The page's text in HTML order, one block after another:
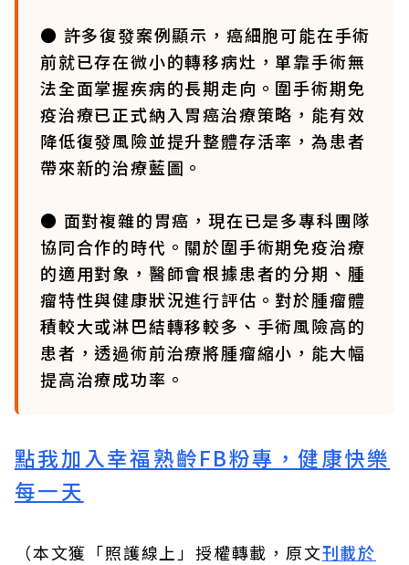
● 許多復發案例顯示，癌細胞可能在手術
前就已存在微小的轉移病灶，單靠手術無
法全面掌握疾病的長期走向。圍手術期免
疫治療已正式納入胃癌治療策略，能有效
降低復發風險並提升整體存活率，為患者
帶來新的治療藍圖。
● 面對複雜的胃癌，現在已是多專科團隊
協同合作的時代。關於圍手術期免疫治療
的適用對象，醫師會根據患者的分期、腫
瘤特性與健康狀況進行評估。對於腫瘤體
積較大或淋巴結轉移較多、手術風險高的
患者，透過術前治療將腫瘤縮小，能大幅
提高治療成功率。
點我加入幸福熟齡FB粉專，健康快樂
每一天
（本文獲「照護線上」授權轉載，原文刊載於